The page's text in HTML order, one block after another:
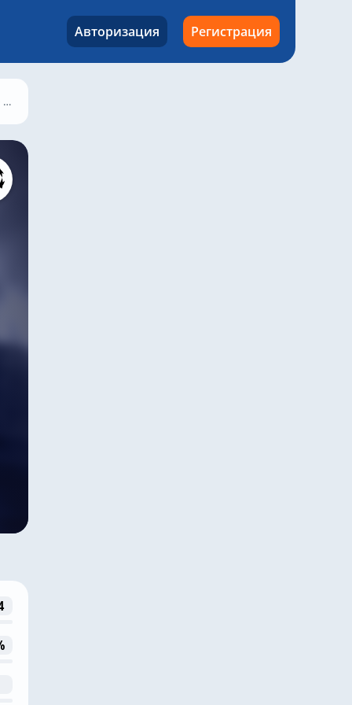
Авторизация Регистрация
1/4 финала